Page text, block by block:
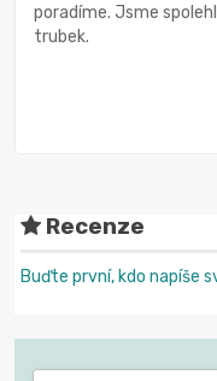
poradíme. Jsme
trubek.
Recenze
Buďte první, kdo napíše